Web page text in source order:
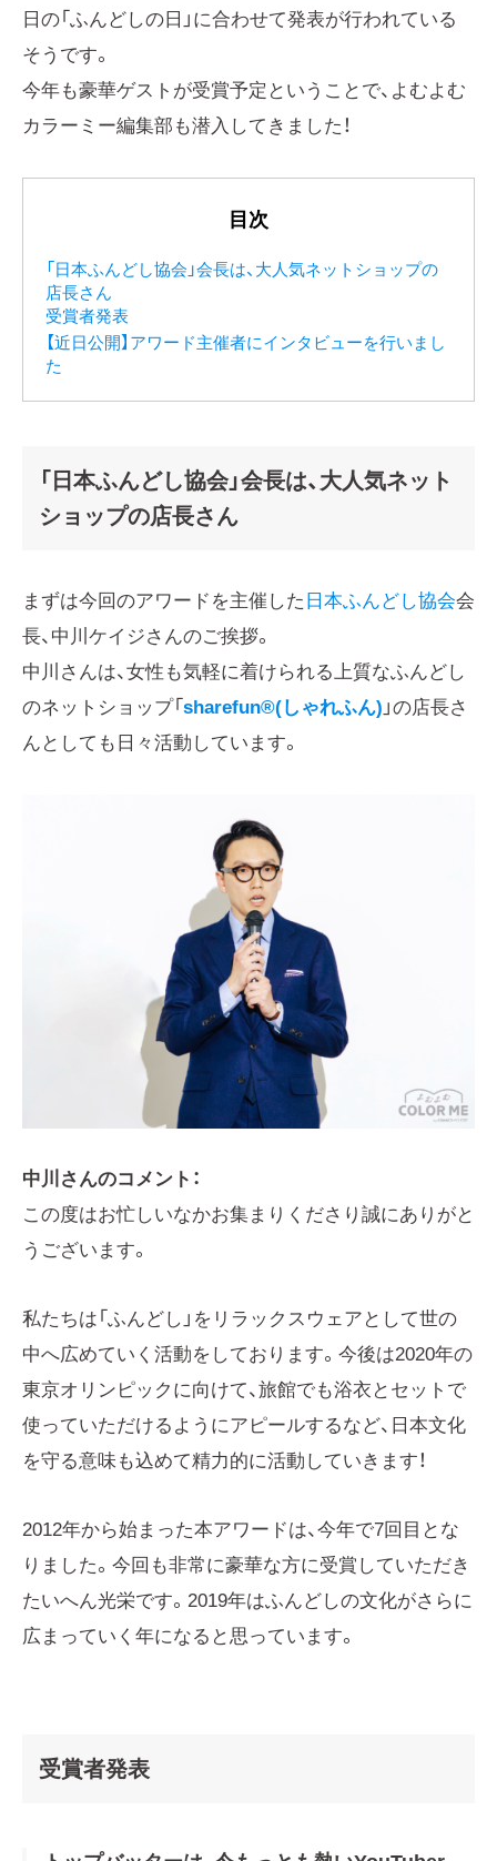
日の「ふんどしの日」に合わせて発表が行われている
そうです。
今年も豪華ゲストが受賞予定ということで、よむよむ
カラーミー編集部も潜入してきました！
目次
「日本ふんどし協会」会長は、大人気ネットショップの
店長さん
受賞者発表
【近日公開】アワード主催者にインタビューを行いまし
た
「日本ふんどし協会」会長は、大人気ネット
ショップの店長さん
まずは今回のアワードを主催した 日本ふんどし協会会
長、中川ケイジさんのご挨拶。
中川さんは、女性も気軽に着けられる上質なふんどし
のネットショップ「 sharefun®(しゃれふん) 」の店長さ
んとしても日々活動しています。
中川さんのコメント：
この度はお忙しいなかお集まりくださり誠にありがと
うございます。
私たちは「ふんどし」をリラックスウェアとして世の
中へ広めていく活動をしております。今後は2020年の
東京オリンピックに向けて、旅館でも浴衣とセットで
使っていただけるようにアピールするなど、日本文化
を守る意味も込めて精力的に活動していきます！
2012年から始まった本アワードは、今年で7回目とな
りました。今回も非常に豪華な方に受賞していただき
たいへん光栄です。2019年はふんどしの文化がさらに
広まっていく年になると思っています。
受賞者発表